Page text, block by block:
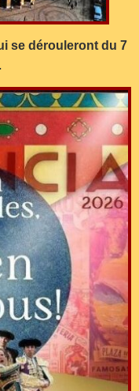
se dérouleront du 7